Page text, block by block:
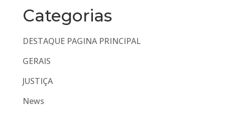
Categorias
DESTAQUE PAGINA PRINCIPAL
GERAIS
JUSTIÇA
News